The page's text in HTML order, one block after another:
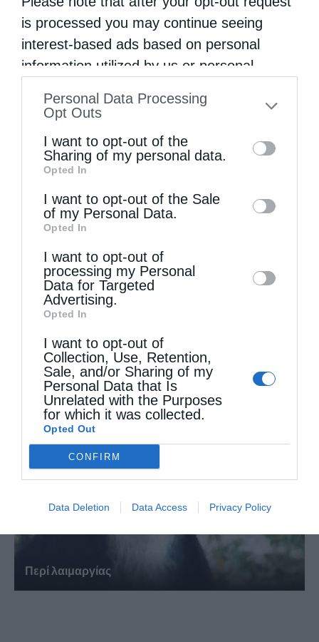
is processed you may continue seeing
interest-based ads based on personal
information utilized by us or personal
to your opt-out. You may separately opt-out
information by third parties on the IAB’s list
of downstream participants. This
information may also be disclosed by us to
third parties on theIAB’s List of
Downstream Participants
disclose it to other third parties.
Personal Data Processing
Opt Outs
I want to opt-out of the
Sharing of my personal data.
Opted In
I want to opt-out of the Sale
of my Personal Data.
Opted In
I want to opt-out of
processing my Personal
Data for Targeted
Advertising.
Opted In
I want to opt-out of
Collection, Use, Retention,
Sale, and/or Sharing of my
Personal Data that Is
Unrelated with the Purposes
for which it was collected.
Opted Out
CONFIRM
Data Deletion Data Access Privacy Policy
Χριστοφόρος αγάπη
Όταν είσαι ευλαβής
Περί λαιμαργίας